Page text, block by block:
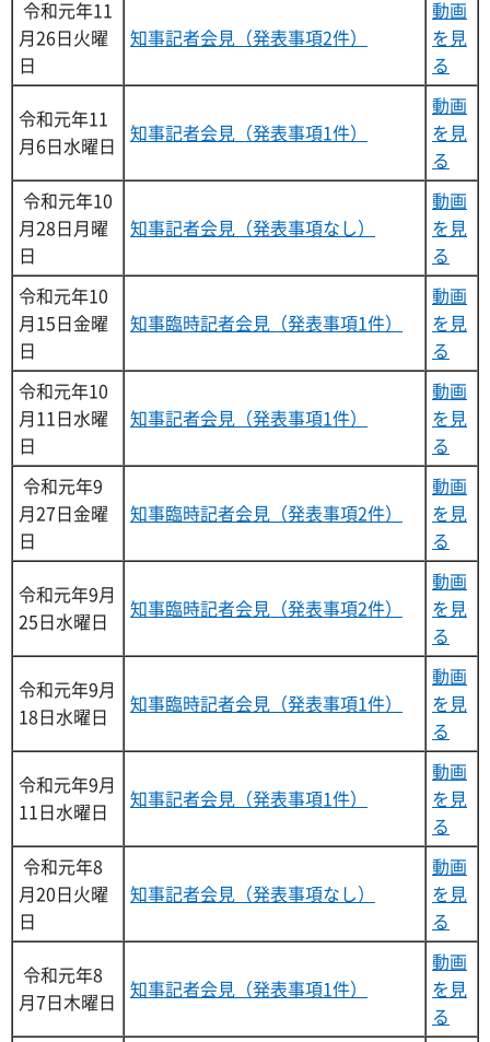
令和元年11
月26日火曜
日
知事記者会見（発表事項2件）
動画
を見
る
令和元年11
月6日水曜日
知事記者会見（発表事項1件）
動画
を見
る
令和元年10
月28日月曜
日
知事記者会見（発表事項なし）
動画
を見
る
令和元年10
月15日金曜
日
知事臨時記者会見（発表事項1件）
動画
を見
る
令和元年10
月11日水曜
日
知事記者会見（発表事項1件）
動画
を見
る
令和元年9
月27日金曜
日
知事臨時記者会見（発表事項2件）
動画
を見
る
令和元年9月
25日水曜日
知事臨時記者会見（発表事項2件）
動画
を見
る
令和元年9月
18日水曜日
知事臨時記者会見（発表事項1件）
動画
を見
る
令和元年9月
11日水曜日
知事記者会見（発表事項1件）
動画
を見
る
令和元年8
月20日火曜
日
知事記者会見（発表事項なし）
動画
を見
る
令和元年8
月7日木曜日
知事記者会見（発表事項1件）
動画
を見
る